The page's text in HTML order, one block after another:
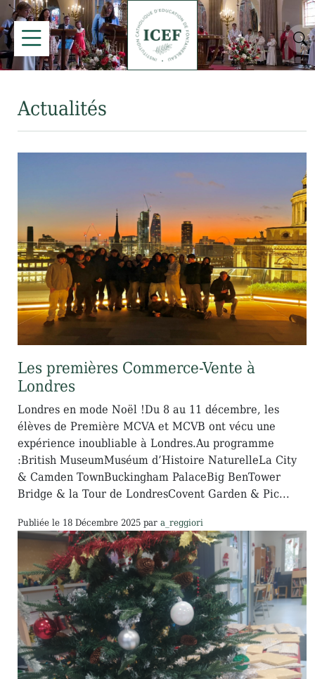
Actualités
Les premières Commerce-Vente à
Londres
Londres en mode Noël !Du 8 au 11 décembre, les
élèves de Première MCVA et MCVB ont vécu une
expérience inoubliable à Londres.Au programme
:British MuseumMuséum d’Histoire NaturelleLa City
& Camden TownBuckingham PalaceBig BenTower
Bridge & la Tour de LondresCovent Garden & Pic...
Publiée le 18 Décembre 2025 par a_reggiori